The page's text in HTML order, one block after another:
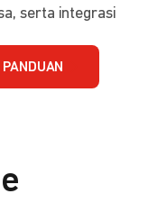
serta integrasi